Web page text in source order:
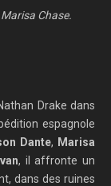
Chase.
Drake dans
espagnole
Dante, Marisa
, il affronte un
dans des ruines